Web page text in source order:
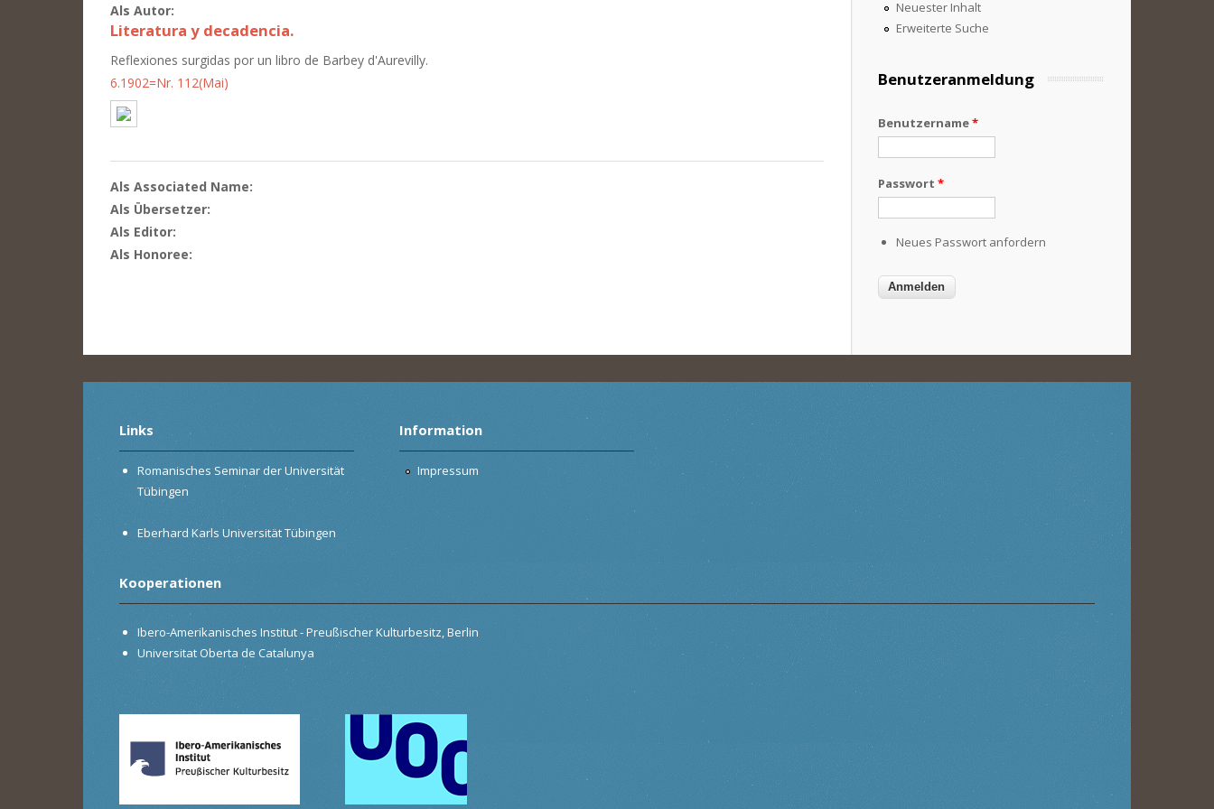
Als Autor:
Literatura y decadencia.
Reflexiones surgidas por un libro de Barbey d'Aurevilly.
6.1902=Nr. 112(Mai)
Als Associated Name:
Als Übersetzer:
Als Editor:
Als Honoree:
Neuester Inhalt
Erweiterte Suche
Benutzeranmeldung
Benutzername*
Passwort *
Neues Passwort anfordern
Links
Romanisches Seminar der Universität
Tübingen
Eberhard Karls Universität Tübingen
Information
Impressum
Kooperationen
Ibero-Amerikanisches Institut - Preußischer Kulturbesitz, Berlin
Universitat Oberta de Catalunya